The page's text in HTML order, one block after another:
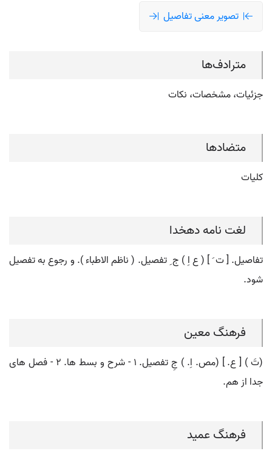
تصویر معنی تفاصیل
مترادف‌ها
جزئیات، مشخصات، نکات
متضادها
کلیات
لغت نامه دهخدا
تفاصیل. [ ت َ ] ( ع اِ ) ج ِ تفصیل. ( ناظم الاطباء ). و رجوع به تفصیل
شود.
فرهنگ معین
(تَ ) [ ع. ] (مص. اِ. ) جِ تفصیل. ۱ - شرح و بسط ها. ۲ - فصل های
جدا از هم.
فرهنگ عمید